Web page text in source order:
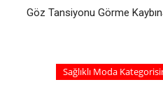
Göz Tansiyonu Görme
Sağlıklı Moda